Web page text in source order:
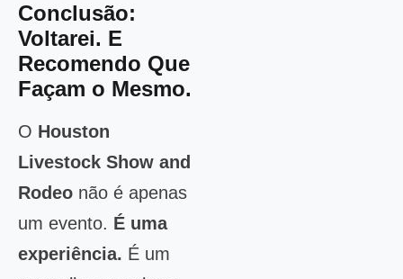
Conclusão:
Voltarei. E
Recomendo Que
Façam o Mesmo.
O Houston
Livestock Show and
Rodeo não é apenas
um evento. É uma
experiência. É um